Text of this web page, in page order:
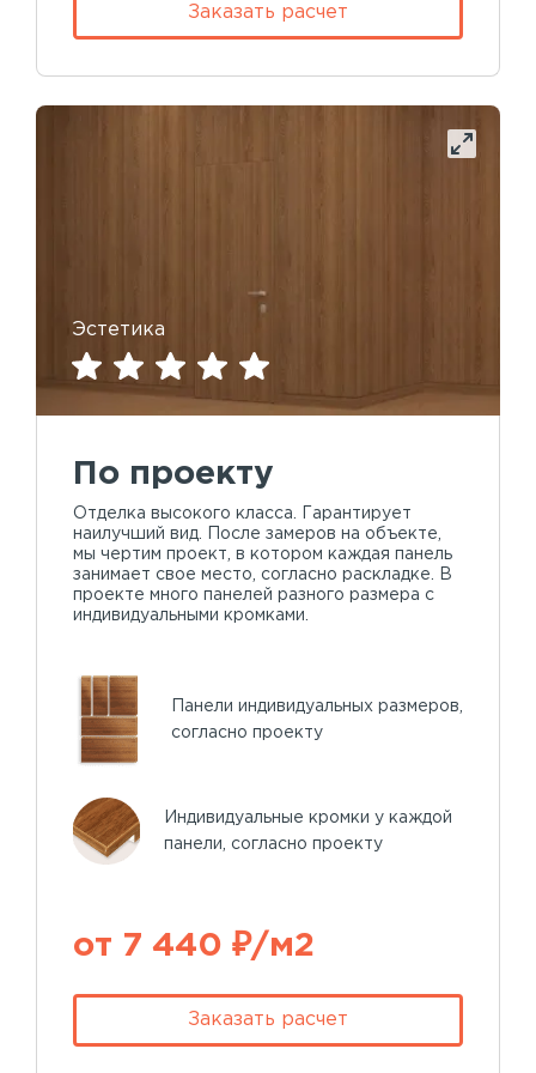
Заказать расчет
Эстетика
По проекту
Отделка высокого класса. Гарантирует
наилучший вид. После замеров на объекте,
мы чертим проект, в котором каждая панель
занимает свое место, согласно раскладке. В
проекте много панелей разного размера с
индивидуальными кромками.
Панели индивидуальных размеров,
согласно проекту
Индивидуальные кромки у каждой
панели, согласно проекту
от 7 440 ₽/м2
Заказать расчет